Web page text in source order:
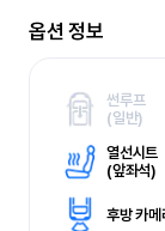
옵션 정보
썬루프
(일반)
열선시트
(앞좌석)
후방 카메